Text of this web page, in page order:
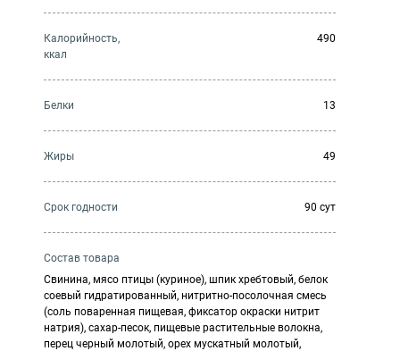
Калорийность,
ккал
490
Белки 13
Жиры 49
Cрок годности 90 сут
Состав товара
Свинина, мясо птицы (куриное), шпик хребтовый, белок
соевый гидратированный, нитритно-посолочная смесь
(соль поваренная пищевая, фиксатор окраски нитрит
натрия), сахар-песок, пищевые растительные волокна,
перец черный молотый, орех мускатный молотый,